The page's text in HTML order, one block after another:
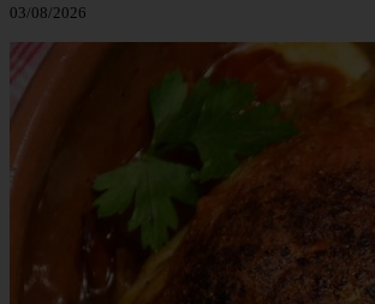
03/08/2026